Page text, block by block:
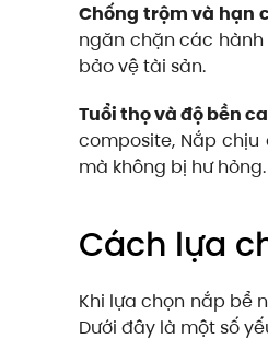
Chống trộm và hạn
ngăn chặn các
bảo vệ tài sản.
Tuổi thọ và độ bền
composite, Nắp chịu
mà không bị hư hỏng.
Cách lựa
Khi lựa chọn nắp bể
Dưới đây là một số